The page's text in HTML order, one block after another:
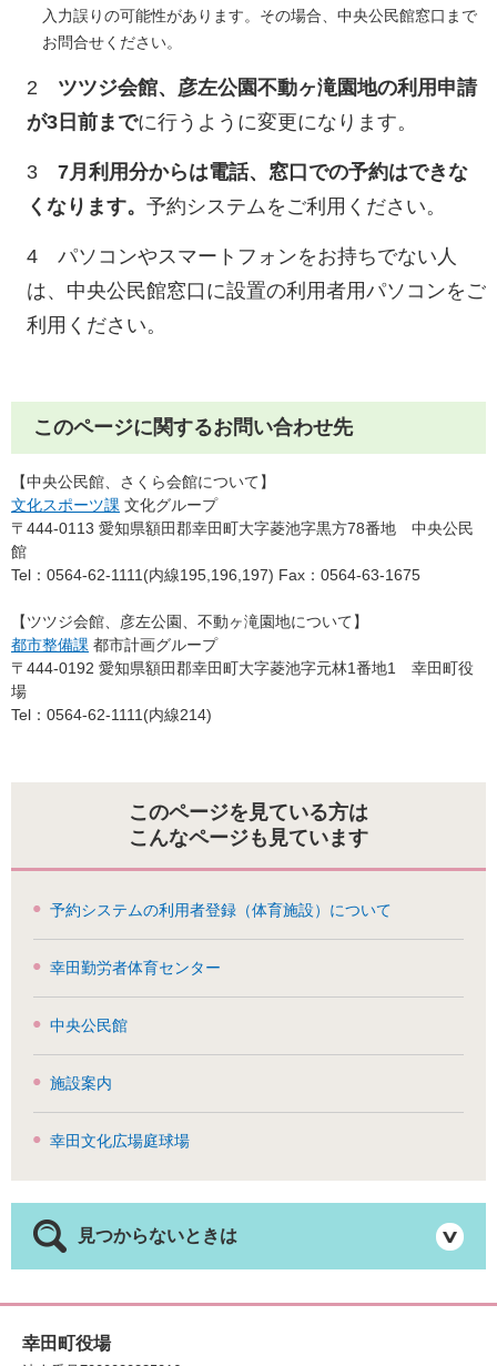
入力誤りの可能性があります。その場合、中央公民館窓口まで
お問合せください。
2 ツツジ会館、彦左公園不動ヶ滝園地の利用申請
が3日前までに行うように変更になります。
3 7月利用分からは電話、窓口での予約はできな
くなります。 予約システムをご利用ください。
4 パソコンやスマートフォンをお持ちでない人
は、中央公民館窓口に設置の利用者用パソコンをご
利用ください。
このページに関するお問い合わせ先
【中央公民館、さくら会館について】
文化スポーツ課 文化グループ
〒444-0113 愛知県額田郡幸田町大字菱池字黒方78番地 中央公民
館
Tel：0564-62-1111(内線195,196,197) Fax：0564-63-1675
【ツツジ会館、彦左公園、不動ヶ滝園地について】
都市整備課 都市計画グループ
〒444-0192 愛知県額田郡幸田町大字菱池字元林1番地1 幸田町役
場
Tel：0564-62-1111(内線214)
このページを見ている方は
こんなページも見ています
予約システムの利用者登録（体育施設）について
幸田勤労者体育センター
中央公民館
施設案内
幸田文化広場庭球場
見つからないときは
幸田町役場